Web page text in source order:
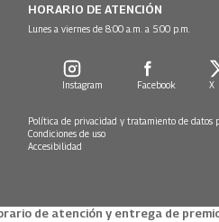
HORARIO DE ATENCIÓN
Lunes a viernes de 8:00 a.m. a 5:00 p.m.
Instagram Facebook X
Política de privacidad y tratamiento de datos
Condiciones de uso
Accesibilidad
de atención y entrega de